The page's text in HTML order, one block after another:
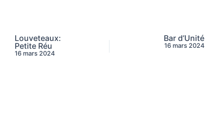
Louveteaux:
Petite Réu
16 mars 2024
Bar d’Unité
16 mars 2024